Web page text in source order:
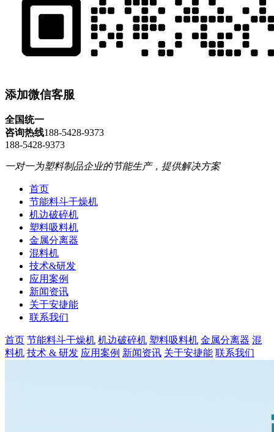
添加微信客服
全国统一
咨询热线188-5428-9373
188-5428-9373
一对一为塑料制品企业的节能生产，提供解决方案
首页
节能料斗干燥机
机边破碎机
塑料吸料机
金属分离器
混料机
技术&研发
应用案例
新闻资讯
关于安捷能
联系我们
首页 节能料斗干燥机 机边破碎机 塑料吸料机 金属分离器 混
料机 技术 & 研发 应用案例 新闻资讯 关于安捷能 联系我们